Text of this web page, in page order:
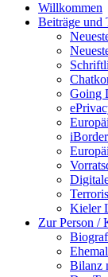
Willkommen
Beiträge und
Going
Kieler
Zur Person /
Bilanz